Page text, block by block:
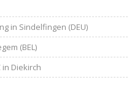
in Sindelfingen (DEU)
(BEL)
in Diekirch